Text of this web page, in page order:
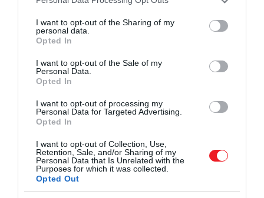
not limited to your visit or usage behaviour. You may click to
grant or deny consent to Google and its third-party tags to
use your data for below specified purposes in below Google
consent section.
I want to opt-out of the Sharing of my
personal data.
Opted In
I want to opt-out of the Sale of my
Personal Data.
Opted In
I want to opt-out of processing my
Personal Data for Targeted Advertising.
Opted In
I want to opt-out of Collection, Use,
Retention, Sale, and/or Sharing of my
Personal Data that Is Unrelated with the
Purposes for which it was collected.
Opted Out
Olaszország és Horvátország tengerpartjai a
gazdagságát kínálják a kerékpárosoknak. Az Amalfi-
part Olaszországban híres a festői falvak mentén
látványával párosulva felejthetetlen élményt
nyújtanak.
Horvátországban a dalmát parton keresztül vezető
kerékpárutak pedig lehetővé teszik, hogy az utazók
felfedezzék az Adriai-tenger gyöngyszemeit,
beleértve Dubrovnik óvárosának lenyűgöző